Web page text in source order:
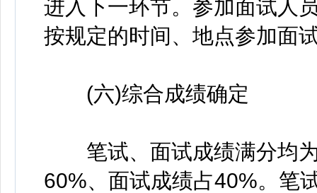
进入下一环节。参加面试人
按规定的时间、地点参加面
(六)综合成绩确定
笔试、面试成绩满分均为
60%、面试成绩占40%。笔